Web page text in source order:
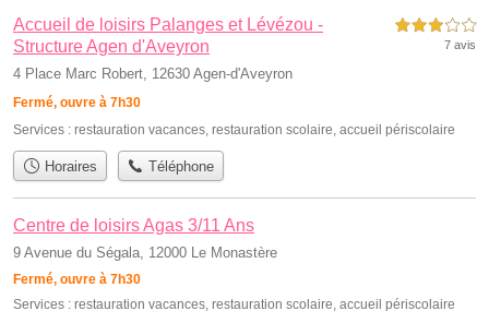
Accueil de loisirs Palanges et Lévézou -
Structure Agen d'Aveyron
4 Place Marc Robert, 12630 Agen-d'Aveyron
Fermé, ouvre à 7h30
3,0 étoiles sur 5
7 avis
Services : restauration vacances, restauration scolaire, accueil périscolaire
Horaires Téléphone
Centre de loisirs Agas 3/11 Ans
9 Avenue du Ségala, 12000 Le Monastère
Fermé, ouvre à 7h30
Services : restauration vacances, restauration scolaire, accueil périscolaire